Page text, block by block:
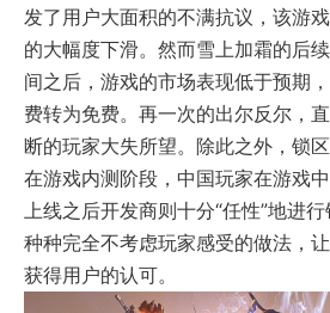
发了用户大面积的不满抗议，该游
的大幅度下滑。然而雪上加霜的后
间之后，游戏的市场表现低于预期
费转为免费。再一次的出尔反尔，
断的玩家大失所望。除此之外，锁
在游戏内测阶段，中国玩家在游戏
上线之后开发商则十分“任性”地进
种种完全不考虑玩家感受的做法，
获得用户的认可。